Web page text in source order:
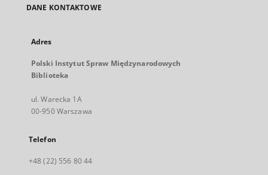
DANE KONTAKTOWE
Adres
Polski Instytut Spraw Międzynarodowych
Biblioteka
ul. Warecka 1A
00-950 Warszawa
Telefon
+48 (22) 556 80 44